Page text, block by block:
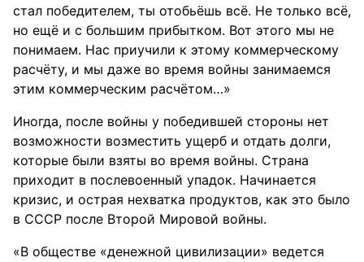
стал победителем, ты отобьёшь всё. Не только всё,
но ещё и с большим прибытком. Вот этого мы не
понимаем. Нас приучили к этому коммерческому
расчёту, и мы даже во время войны занимаемся
этим коммерческим расчётом…»
Иногда, после войны у победившей стороны нет
возможности возместить ущерб и отдать долги,
которые были взяты во время войны. Страна
приходит в послевоенный упадок. Начинается
кризис, и острая нехватка продуктов, как это было
в СССР после Второй Мировой войны.
«В обществе «денежной цивилизации» ведется